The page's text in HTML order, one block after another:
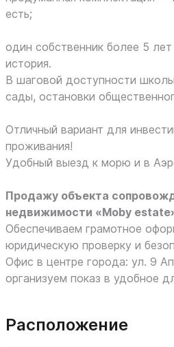
есть;
один собственник более 5
история.
В шаговой доступности
сады, остановки
Отличный вариант для
проживания!
Удобный выезд к морю и в
Продажу объекта
недвижимости «Moby
Обеспечиваем грамотное
юридическую проверку и
Офис в центре города: ул. 9
организуем показ в удобное
Расположение